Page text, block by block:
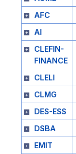
AFC
AI
CLEFIN-
FINANCE
CLELI
CLMG
DES-ESS
DSBA
EMIT